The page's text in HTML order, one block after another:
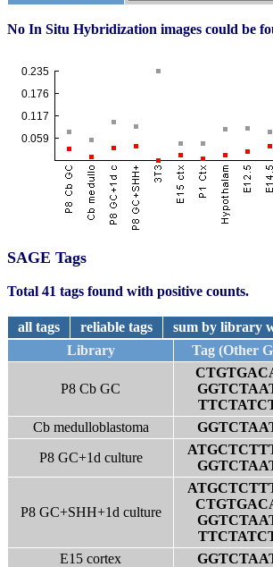
No In Situ Hybridization images could be
SAGE Tags
Total 41 tags found with positive counts.
all tags reliable tags sum by library
Library
Tag (Other
P8 Cb GC
Cb medulloblastoma
P8 GC+1d culture
P8 GC+SHH+1d culture
E15 cortex